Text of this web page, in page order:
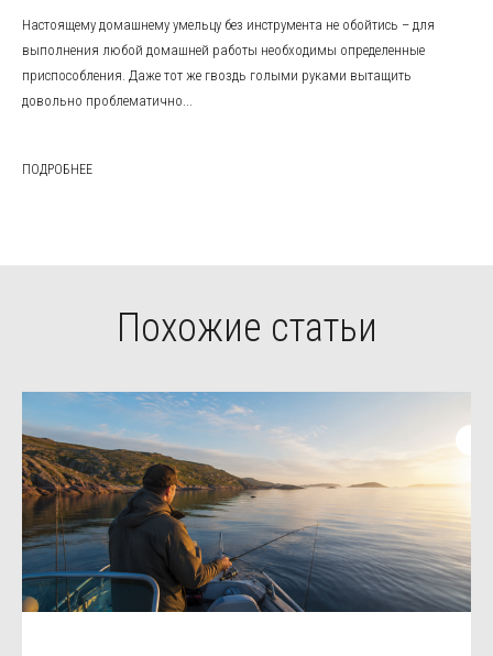
Настоящему домашнему умельцу без инструмента не обойтись – для
выполнения любой домашней работы необходимы определенные
приспособления. Даже тот же гвоздь голыми руками вытащить
довольно проблематично...
ПОДРОБНЕЕ
Похожие статьи